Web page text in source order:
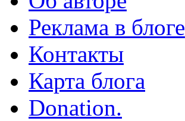
Реклама в блоге
Контакты
Карта блога
Donation.